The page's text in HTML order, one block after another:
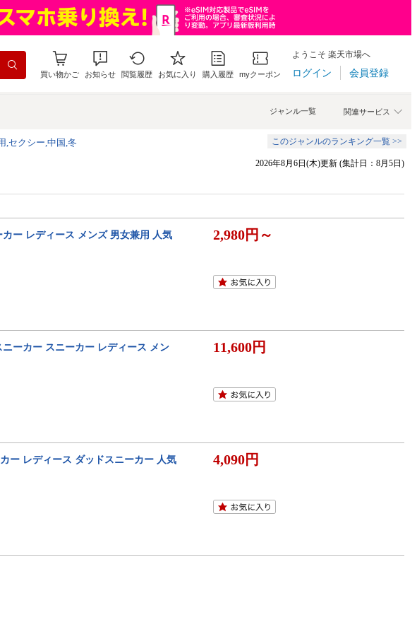
買い物かご お知らせ 閲覧履歴 お気に入り 購入履歴 myクーポン
ようこそ 楽天市場へ
ログイン 会員登録
関連サービス
ジャンル一覧
,セクシー,中国,冬 このジャンルのランキング一覧 >>
2026年8月6日(木)更新 (集計日：8月5日)
ー レディース メンズ 男女兼用 人気
2,980円～
ニーカー スニーカー レディース メン
11,600円
ー レディース ダッドスニーカー 人気
4,090円